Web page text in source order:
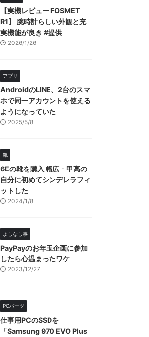
【実機レビュー FOSMET
R1】 腕時計らしい外観と充
実機能が良き #提供
2026/1/26
アプリ
AndroidのLINE、2台のスマ
ホで同一アカウントを使える
ようになっていた
2025/5/8
靴
6Eの靴を購入 幅広・甲高の
自分に初めてシンデレラフィ
ットした
2024/1/8
よしなし事
PayPayのお年玉企画に参加
したら心温まったワケ
2023/12/27
PCパーツ
仕事用PCのSSDを
「Samsung 970 EVO Plus